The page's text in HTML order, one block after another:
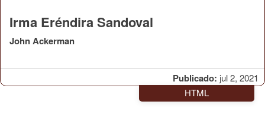
Publicado: jul 2, 2021
Irma Eréndira Sandoval
John Ackerman
HTML